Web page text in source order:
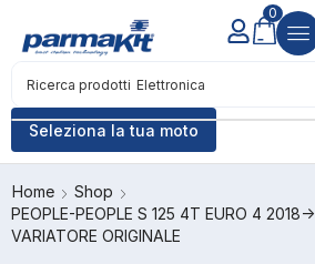
Seleziona la tua moto
Ricerca prodotti Elettronica
0
Home
Shop
PEOPLE-PEOPLE S 125 4T EURO 4 2018-
VARIATORE ORIGINALE